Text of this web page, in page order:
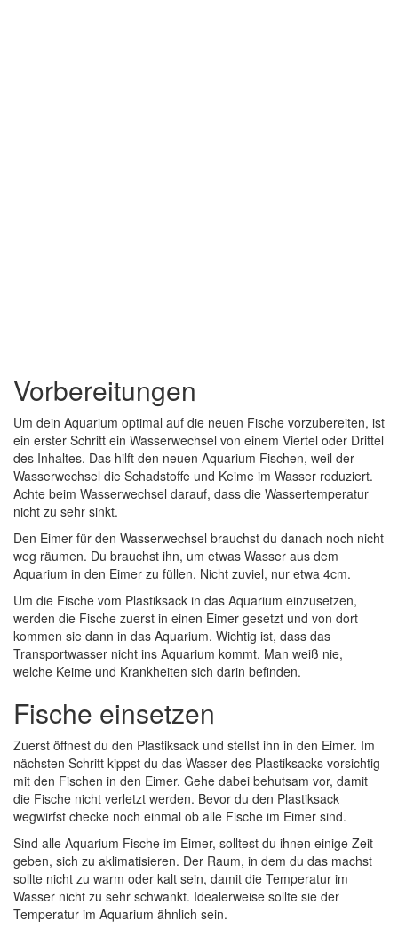
Vorbereitungen
Um dein Aquarium optimal auf die neuen Fische vorzubereiten, ist
ein erster Schritt ein Wasserwechsel von einem Viertel oder Drittel
des Inhaltes. Das hilft den neuen Aquarium Fischen, weil der
Wasserwechsel die Schadstoffe und Keime im Wasser reduziert.
Achte beim Wasserwechsel darauf, dass die Wassertemperatur
nicht zu sehr sinkt.
Den Eimer für den Wasserwechsel brauchst du danach noch nicht
weg räumen. Du brauchst ihn, um etwas Wasser aus dem
Aquarium in den Eimer zu füllen. Nicht zuviel, nur etwa 4cm.
Um die Fische vom Plastiksack in das Aquarium einzusetzen,
werden die Fische zuerst in einen Eimer gesetzt und von dort
kommen sie dann in das Aquarium. Wichtig ist, dass das
Transportwasser nicht ins Aquarium kommt. Man weiß nie,
welche Keime und Krankheiten sich darin befinden.
Fische einsetzen
Zuerst öffnest du den Plastiksack und stellst ihn in den Eimer. Im
nächsten Schritt kippst du das Wasser des Plastiksacks vorsichtig
mit den Fischen in den Eimer. Gehe dabei behutsam vor, damit
die Fische nicht verletzt werden. Bevor du den Plastiksack
wegwirfst checke noch einmal ob alle Fische im Eimer sind.
Sind alle Aquarium Fische im Eimer, solltest du ihnen einige Zeit
geben, sich zu aklimatisieren. Der Raum, in dem du das machst
sollte nicht zu warm oder kalt sein, damit die Temperatur im
Wasser nicht zu sehr schwankt. Idealerweise sollte sie der
Temperatur im Aquarium ähnlich sein.